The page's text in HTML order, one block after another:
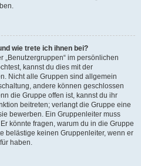
wie trete ich ihnen bei?
„Benutzergruppen“ im persönlichen
kannst du dies mit der
Nicht alle Gruppen sind allgemein
andere können geschlossen
die Gruppe offen ist, kannst du ihr
beitreten; verlangt die Gruppe eine
bewerben. Ein Gruppenleiter muss
könnte fragen, warum du in die Gruppe
belästige keinen Gruppenleiter, wenn er
haben.